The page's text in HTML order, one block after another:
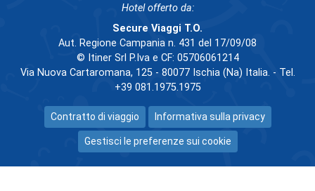
Hotel offerto da:
Secure Viaggi T.O.
Aut. Regione Campania n. 431 del 17/09/08
© Itiner Srl P.Iva e CF: 05706061214
Via Nuova Cartaromana, 125 - 80077 Ischia (Na) Italia. - Tel.
+39 081.1975.1975
Contratto di viaggio Informativa sulla privacy
Gestisci le preferenze sui cookie